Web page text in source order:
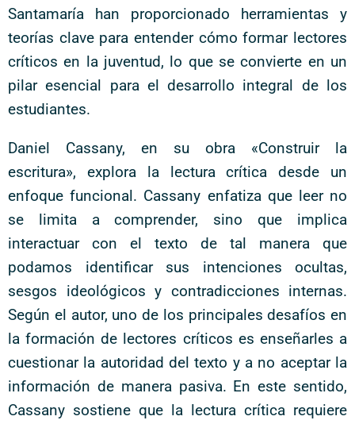
Santamaría han proporcionado herramientas y
teorías clave para entender cómo formar lectores
críticos en la juventud, lo que se convierte en un
pilar esencial para el desarrollo integral de los
estudiantes.
Daniel Cassany, en su obra «Construir la
escritura», explora la lectura crítica desde un
enfoque funcional. Cassany enfatiza que leer no
se limita a comprender, sino que implica
interactuar con el texto de tal manera que
podamos identificar sus intenciones ocultas,
sesgos ideológicos y contradicciones internas.
Según el autor, uno de los principales desafíos en
la formación de lectores críticos es enseñarles a
cuestionar la autoridad del texto y a no aceptar la
información de manera pasiva. En este sentido,
Cassany sostiene que la lectura crítica requiere